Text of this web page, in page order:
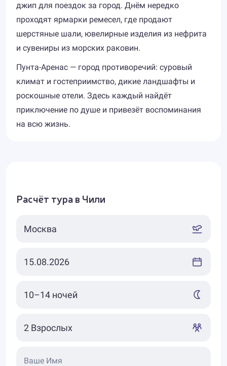
джип для поездок за город. Днём нередко
проходят ярмарки ремесел, где продают
шерстяные шали, ювелирные изделия из нефрита
и сувениры из морских раковин.
Пунта-Аренас — город противоречий: суровый
климат и гостеприимство, дикие ландшафты и
роскошные отели. Здесь каждый найдёт
приключение по душе и привезёт воспоминания
на всю жизнь.
Расчёт тура в Чили
Ваше Имя